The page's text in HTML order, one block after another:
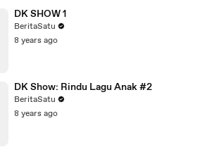
DK SHOW 1
BeritaSatu
8 years ago
DK Show: Rindu Lagu Anak #2
BeritaSatu
8 years ago